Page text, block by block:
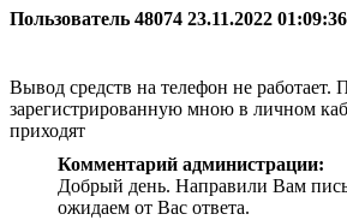
Пользователь 48074 23.11.2022 01:09:36
Вывод средств на телефон не работает.
зарегистрированную мною в личном
приходят
Комментарий администрации:
Добрый день. Направили Вам
ожидаем от Вас ответа.